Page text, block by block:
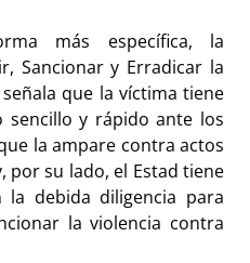
más específica, la
Sancionar y Erradicar la
que la víctima tiene
sencillo y rápido ante los
la ampare contra actos
por su lado, el Estad tiene
debida diligencia para
la violencia contra